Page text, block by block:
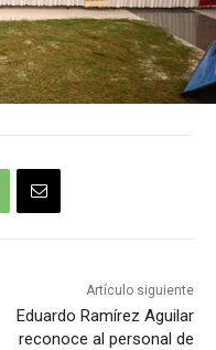
Artículo siguiente
Eduardo Ramírez Aguilar
reconoce al personal de